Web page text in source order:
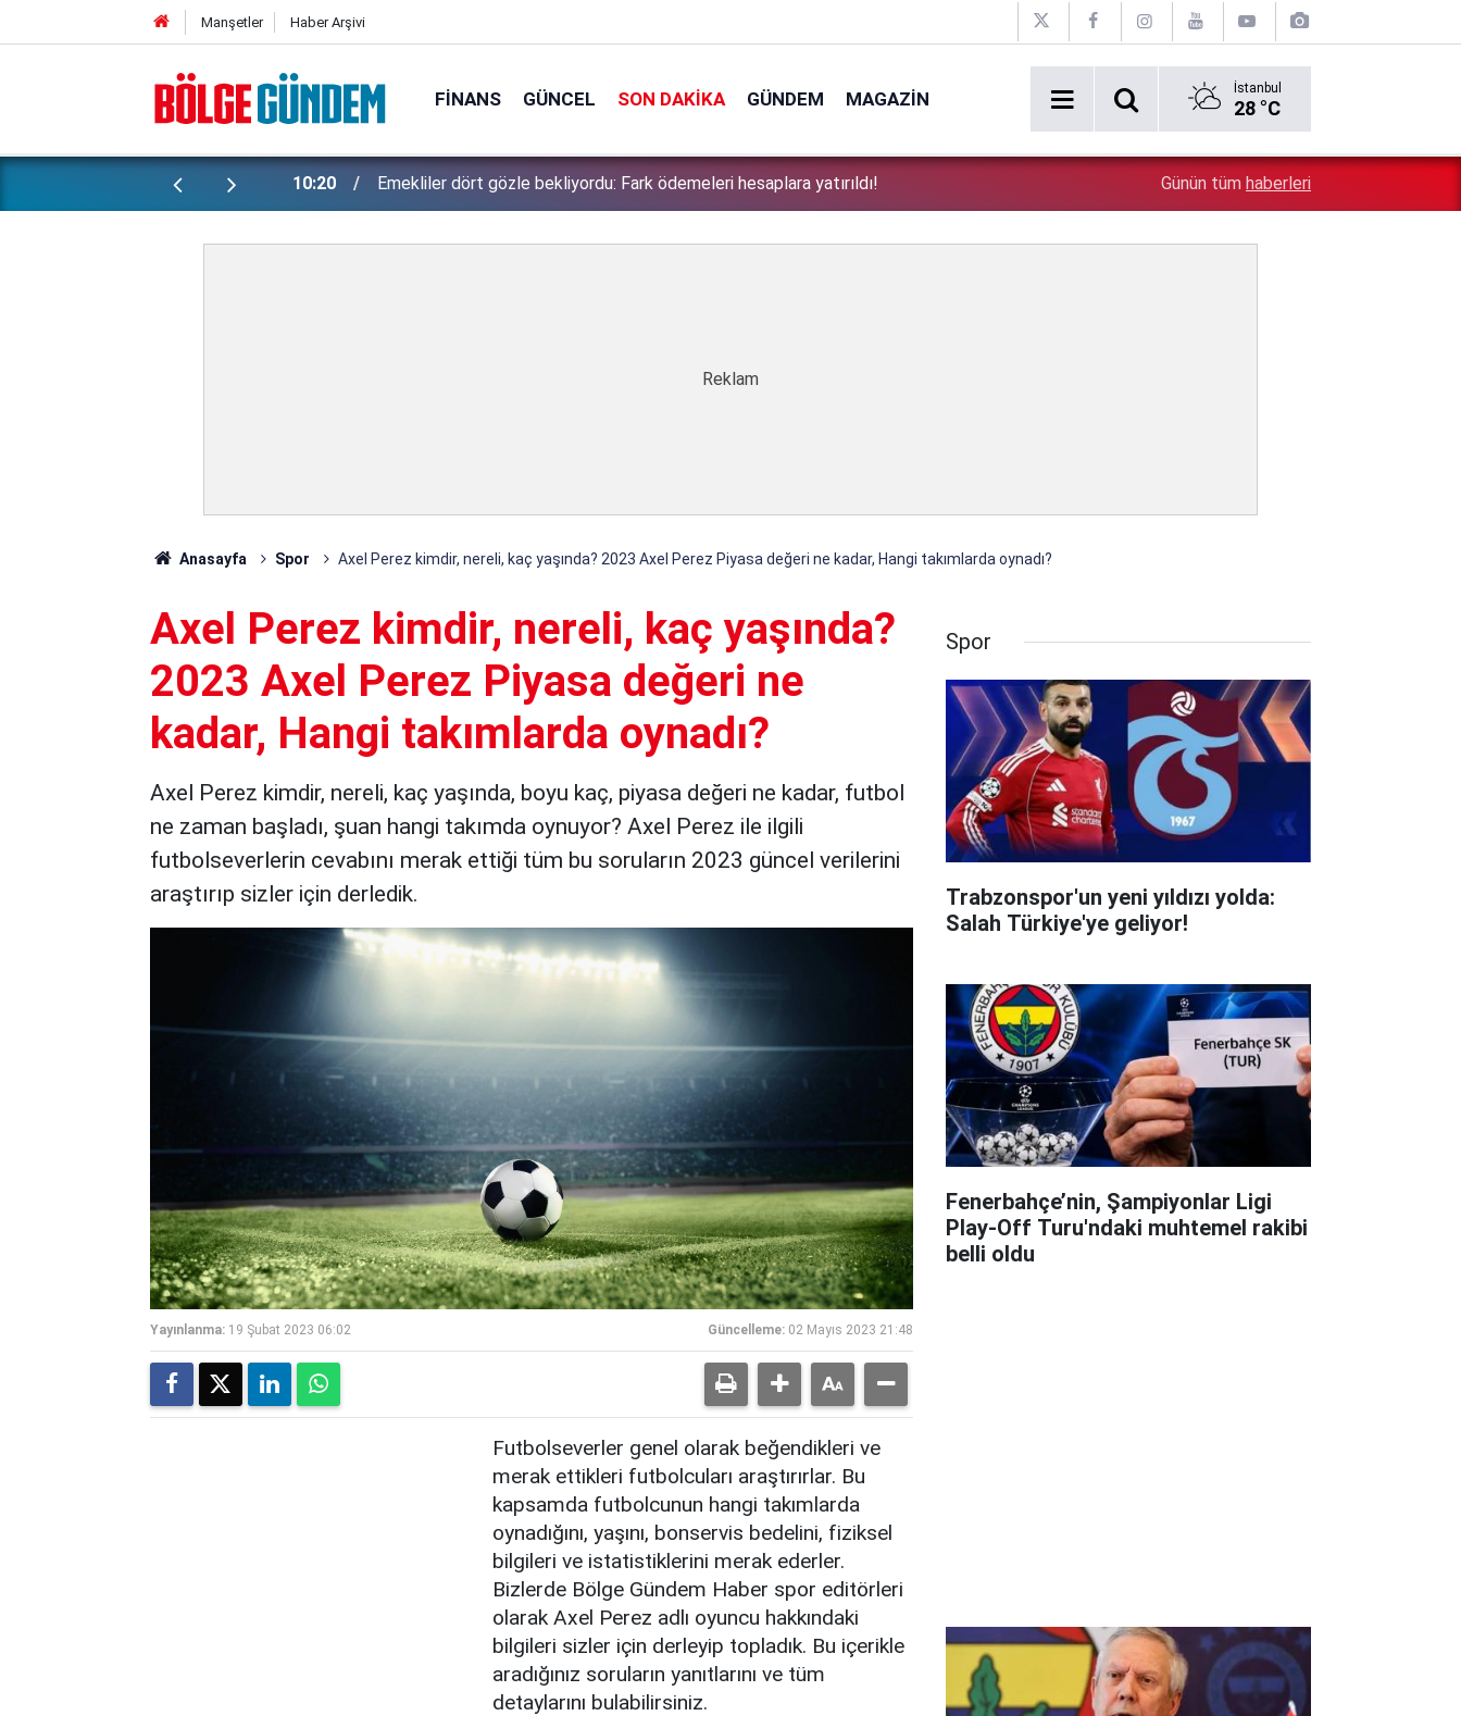
Manşetler Haber Arşivi
FINANS GÜNCEL SON DAKIKA GÜNDEM MAGAZIN İstanbul
28 °C
10:20 Emekliler dört gözle bekliyordu: Fark ödemeleri hesaplara yatırıldı!
3 bakanlık birden harekete geçti: 81 ildeki okullara 30
Günün tüm haberleri
Anasayfa Spor Axel Perez kimdir, nereli, kaç yaşında? 2023 Axel Perez Piyasa değeri ne kadar, Hangi takımlarda oynadı?
Axel Perez kimdir, nereli, kaç yaşında?
2023 Axel Perez Piyasa değeri ne
kadar, Hangi takımlarda oynadı?
Axel Perez kimdir, nereli, kaç yaşında, boyu kaç, piyasa değeri ne kadar, futbol
ne zaman başladı, şuan hangi takımda oynuyor? Axel Perez ile ilgili
futbolseverlerin cevabını merak ettiği tüm bu soruların 2023 güncel verilerini
araştırıp sizler için derledik.
Yayınlanma: 19 Şubat 2023 06:02 Güncelleme: 02 Mayıs 2023 21:48
Futbolseverler genel olarak beğendikleri ve
merak ettikleri futbolcuları araştırırlar. Bu
kapsamda futbolcunun hangi takımlarda
oynadığını, yaşını, bonservis bedelini, fiziksel
bilgileri ve istatistiklerini merak ederler.
Bizlerde Bölge Gündem Haber spor editörleri
olarak Axel Perez adlı oyuncu hakkındaki
bilgileri sizler için derleyip topladık. Bu içerikle
aradığınız soruların yanıtlarını ve tüm
detaylarını bulabilirsiniz.
Spor
Trabzonspor'un yeni yıldızı yolda:
Salah Türkiye'ye geliyor!
Fenerbahçe’nin, Şampiyonlar Ligi
Play-Off Turu'ndaki muhtemel rakibi
belli oldu